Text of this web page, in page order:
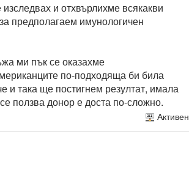
и отхвърлихме всякакви
предполагаем имунологичен
ми пък се оказахме
по-подходяща би била
и така ще постигнем резултат, имала
ползва донор е доста по-сложно.
Активен